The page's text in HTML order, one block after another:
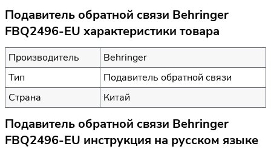
Подавитель обратной связи Behringer
FBQ2496-EU характеристики товара
Производитель
Behringer
Тип
Подавитель обратной связи
Страна
Китай
Подавитель обратной связи Behringer
FBQ2496-EU инструкция на русском языке